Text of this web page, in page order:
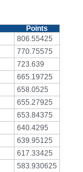
Points
806.55425
770.75575
723.639
665.19725
658.0525
655.27925
653.84375
640.4295
639.95125
617.33425
583.930625